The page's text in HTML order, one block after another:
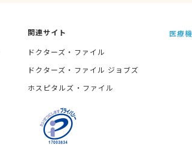
関連サイト
ドクターズ・ファイル
ドクターズ・ファイル ジョブズ
ホスピタルズ・ファイル
医療